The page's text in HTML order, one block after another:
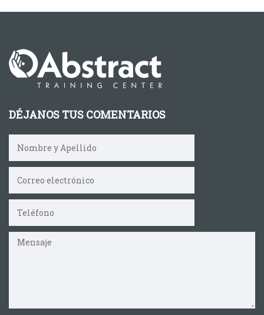
DÉJANOS TUS COMENTARIOS